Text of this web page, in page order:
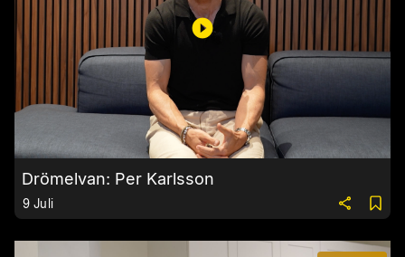
Drömelvan: Per Karlsson
9 Juli